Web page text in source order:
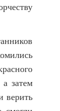
а затем
верить